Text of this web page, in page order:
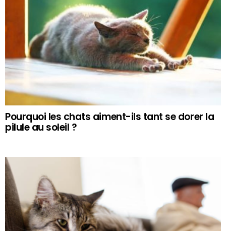
Pourquoi les chats aiment-ils tant se dorer la
pilule au soleil ?